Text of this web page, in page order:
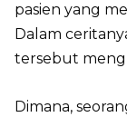
pasien yang
Dalam
tersebut
Dimana,